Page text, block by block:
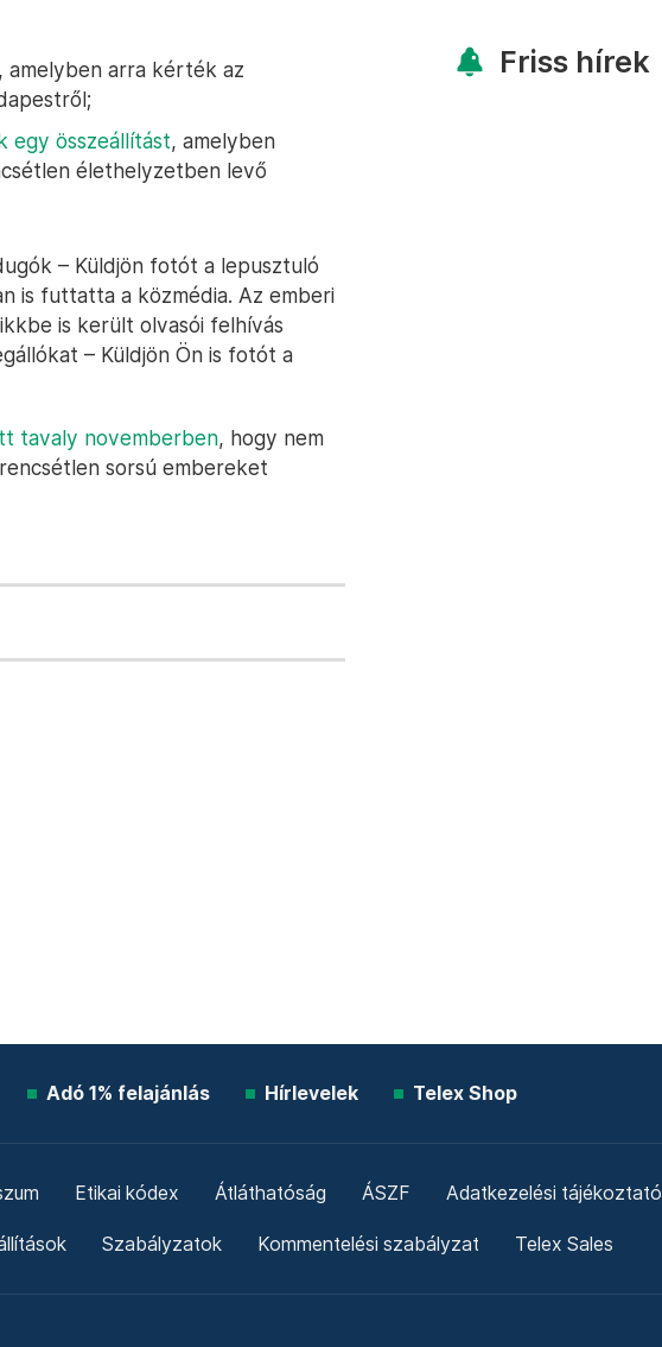
, amelyben arra kérték az
egy összeállítást, amelyben
élethelyzetben levő
– Küldjön fotót a lepusztuló
is futtatta a közmédia. Az emberi
is került olvasói felhívás
– Küldjön Ön is fotót a
tavaly novemberben, hogy nem
sorsú embereket
Friss hírek
Adó 1% felajánlás Hírlevelek Telex Shop
Etikai kódex Átláthatóság ÁSZF Adatkezelési tájékoztató
Szabályzatok Kommentelési szabályzat Telex Sales